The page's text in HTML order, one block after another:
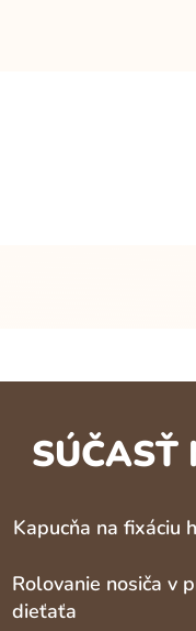
SÚČASŤ
Kapucňa na fixáciu
Rolovanie nosiča v
dieťaťa